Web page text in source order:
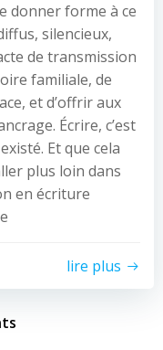
donner forme à ce
silencieux,
de transmission
familiale, de
et d’offrir aux
Écrire, c’est
Et que cela
plus loin dans
en écriture
lire plus